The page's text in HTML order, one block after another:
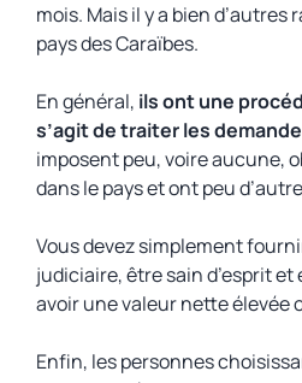
mois. Mais il y a bien d’autres
pays des Caraïbes.
En général, ils ont une
s’agit de traiter les
imposent peu, voire aucune,
dans le pays et ont peu
Vous devez simplement
judiciaire, être sain d’esprit
avoir une valeur nette élevée
Enfin, les personnes